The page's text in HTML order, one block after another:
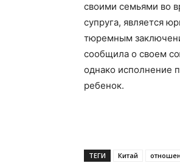
своими семьями во
супруга, является
тюремным
сообщила о своем
однако исполнение
ребенок.
ТЕГИ Китай